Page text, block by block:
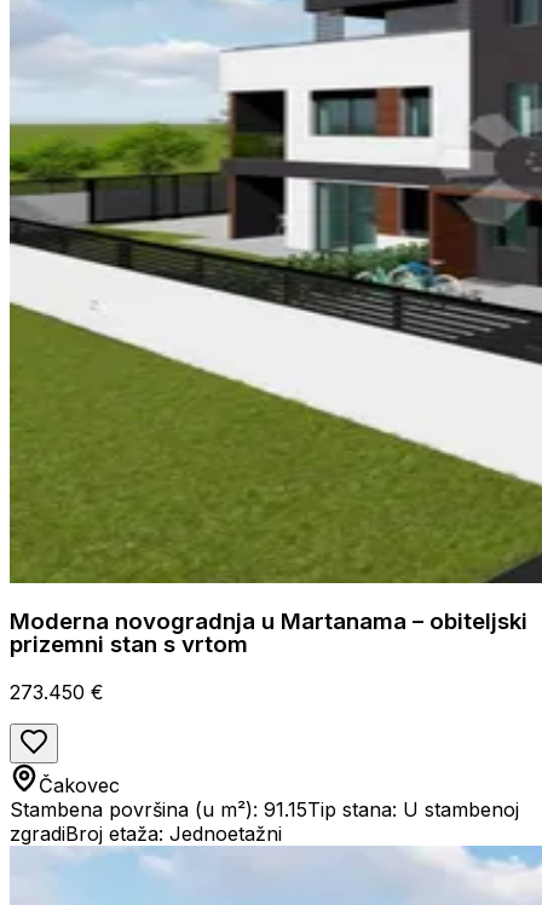
Moderna novogradnja u Martanama – obiteljski
prizemni stan s vrtom
273.450 €
Čakovec
Stambena površina (u m²): 91.15Tip stana: U stambenoj
zgradiBroj etaža: Jednoetažni